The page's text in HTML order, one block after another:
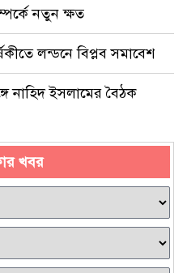
নতুন ক্ষত
লন্ডনে বিপ্লব সমাবেশ
নাহিদ ইসলামের বৈঠক
খবর